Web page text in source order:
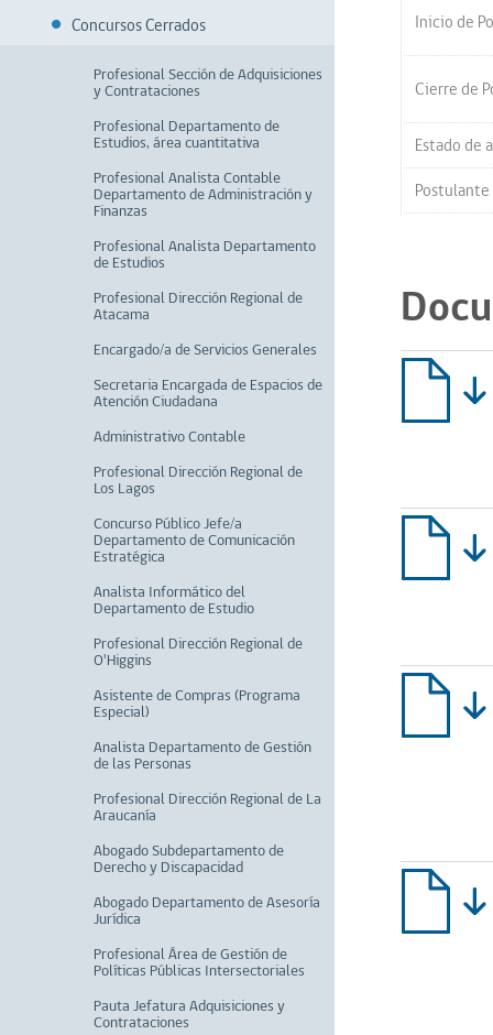
Concursos Cerrados
Profesional Sección de Adquisiciones
y Contrataciones
Profesional Departamento de
Estudios, área cuantitativa
Profesional Analista Contable
Departamento de Administración y
Finanzas
Profesional Analista Departamento
de Estudios
Profesional Dirección Regional de
Atacama
Encargado/a de Servicios Generales
Secretaria Encargada de Espacios de
Atención Ciudadana
Administrativo Contable
Profesional Dirección Regional de
Los Lagos
Concurso Público Jefe/a
Departamento de Comunicación
Estratégica
Analista Informático del
Departamento de Estudio
Profesional Dirección Regional de
O'Higgins
Asistente de Compras (Programa
Especial)
Analista Departamento de Gestión
de las Personas
Profesional Dirección Regional de La
Araucanía
Abogado Subdepartamento de
Derecho y Discapacidad
Abogado Departamento de Asesoría
Jurídica
Profesional Área de Gestión de
Políticas Públicas Intersectoriales
Pauta Jefatura Adquisiciones y
Contrataciones
Inicio de
Cierre de
Estado de